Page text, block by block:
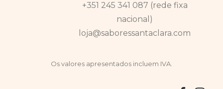
+351 245 341 087 (rede fixa
nacional)
loja@saboressantaclara.com
Os valores apresentados incluem IVA.